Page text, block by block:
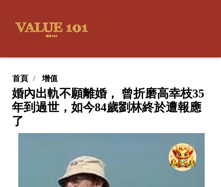
首頁 增值
婚內出軌不願離婚， 曾折磨高幸枝35
年到過世，如今84歲劉林終於遭報應
了